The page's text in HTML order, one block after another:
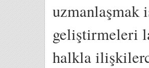
uzmanlaşmak
geliştirmeleri
halkla